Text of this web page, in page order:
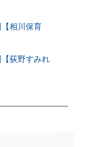
相川保育
荻野すみれ